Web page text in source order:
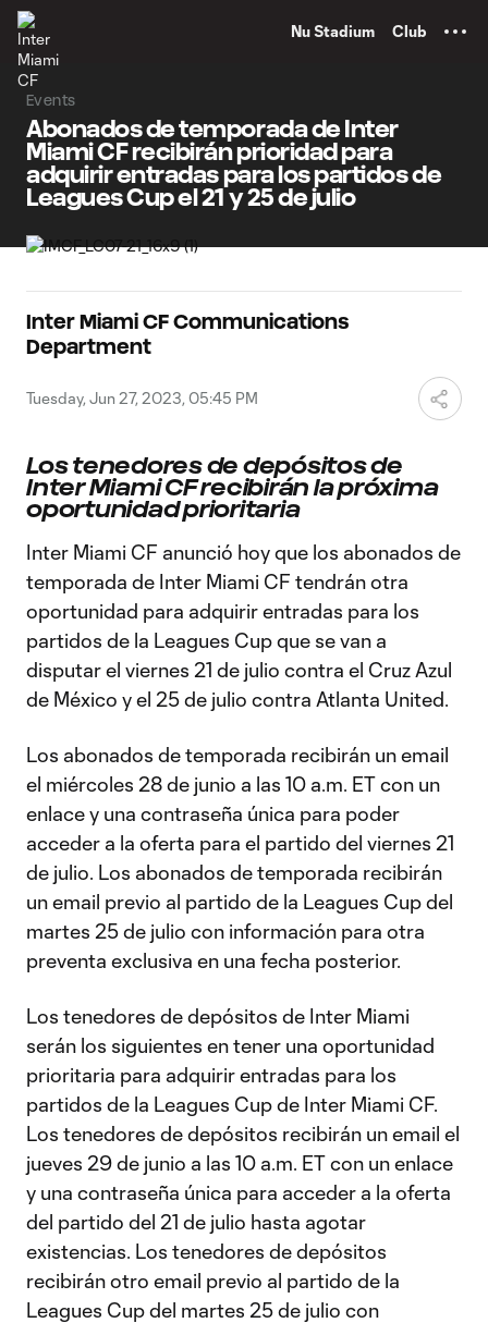
Nu Stadium Club
Events
Abonados de temporada de Inter
Miami CF recibirán prioridad para
adquirir entradas para los partidos de
Leagues Cup el 21 y 25 de julio
Inter Miami CF Communications
Department
Tuesday, Jun 27, 2023, 05:45 PM
Los tenedores de depósitos de
Inter Miami CF recibirán la próxima
oportunidad prioritaria
Inter Miami CF anunció hoy que los abonados de
temporada de Inter Miami CF tendrán otra
oportunidad para adquirir entradas para los
partidos de la Leagues Cup que se van a
disputar el viernes 21 de julio contra el Cruz Azul
de México y el 25 de julio contra Atlanta United.
Los abonados de temporada recibirán un email
el miércoles 28 de junio a las 10 a.m. ET con un
enlace y una contraseña única para poder
acceder a la oferta para el partido del viernes 21
de julio. Los abonados de temporada recibirán
un email previo al partido de la Leagues Cup del
martes 25 de julio con información para otra
preventa exclusiva en una fecha posterior.
Los tenedores de depósitos de Inter Miami
serán los siguientes en tener una oportunidad
prioritaria para adquirir entradas para los
partidos de la Leagues Cup de Inter Miami CF.
Los tenedores de depósitos recibirán un email el
jueves 29 de junio a las 10 a.m. ET con un enlace
y una contraseña única para acceder a la oferta
del partido del 21 de julio hasta agotar
existencias. Los tenedores de depósitos
recibirán otro email previo al partido de la
Leagues Cup del martes 25 de julio con